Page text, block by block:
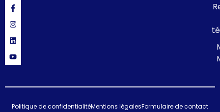
Politique de confidentialitéMentions légalesFormulaire de contact